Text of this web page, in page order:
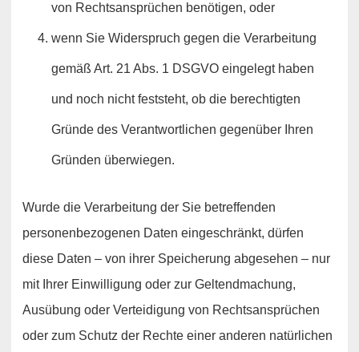
von Rechtsansprüchen benötigen, oder
wenn Sie Widerspruch gegen die Verarbeitung
gemäß Art. 21 Abs. 1 DSGVO eingelegt haben
und noch nicht feststeht, ob die berechtigten
Gründe des Verantwortlichen gegenüber Ihren
Gründen überwiegen.
Wurde die Verarbeitung der Sie betreffenden
personenbezogenen Daten eingeschränkt, dürfen
diese Daten – von ihrer Speicherung abgesehen – nur
mit Ihrer Einwilligung oder zur Geltendmachung,
Ausübung oder Verteidigung von Rechtsansprüchen
oder zum Schutz der Rechte einer anderen natürlichen